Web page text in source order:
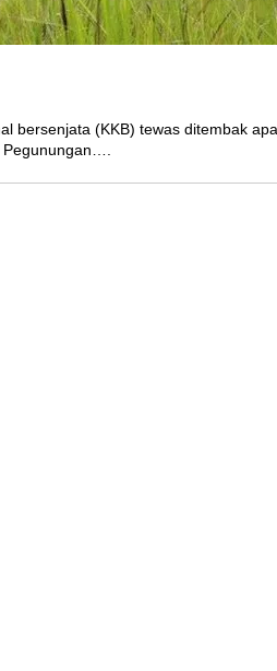
bersenjata (KKB) tewas ditembak